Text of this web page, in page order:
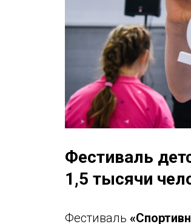
Фестиваль
1,5 тысячи
Фестиваль